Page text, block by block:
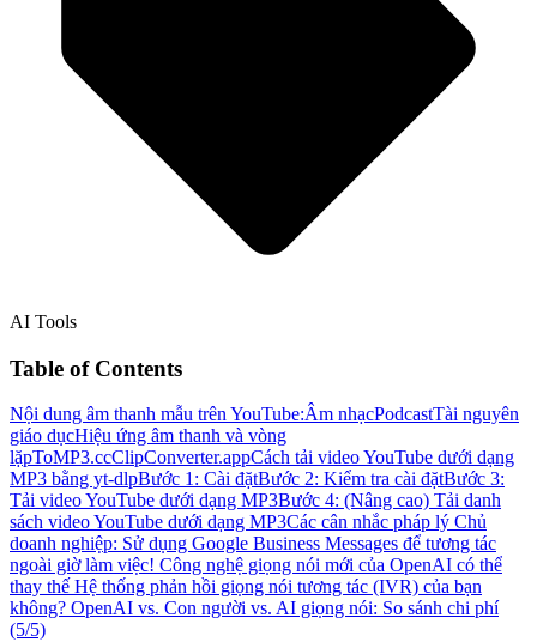
AI Tools
Table of Contents
Nội dung âm thanh mẫu trên YouTube:Âm nhạcPodcastTài nguyên
giáo dụcHiệu ứng âm thanh và vòng
lặpToMP3.ccClipConverter.appCách tải video YouTube dưới dạng
MP3 bằng yt-dlpBước 1: Cài đặtBước 2: Kiểm tra cài đặtBước 3:
Tải video YouTube dưới dạng MP3Bước 4: (Nâng cao) Tải danh
sách video YouTube dưới dạng MP3Các cân nhắc pháp lý Chủ
doanh nghiệp: Sử dụng Google Business Messages để tương tác
ngoài giờ làm việc! Công nghệ giọng nói mới của OpenAI có thể
thay thế Hệ thống phản hồi giọng nói tương tác (IVR) của bạn
không? OpenAI vs. Con người vs. AI giọng nói: So sánh chi phí
(5/5)